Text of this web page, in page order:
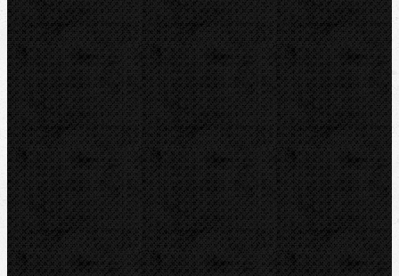
Příslušenství
Drážkovače
Pily
Tlakové pumpy
Čističky kanalizace